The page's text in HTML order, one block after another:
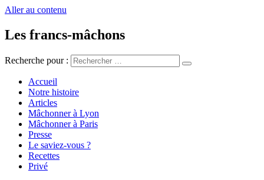
Aller au contenu
Les francs-mâchons
Recherche pour :
Accueil
Notre histoire
Articles
Mâchonner à Lyon
Mâchonner à Paris
Presse
Le saviez-vous ?
Recettes
Privé